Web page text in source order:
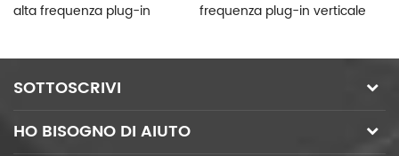
alta frequenza plug-in
frequenza plug-in verticale
SOTTOSCRIVI
HO BISOGNO DI AIUTO